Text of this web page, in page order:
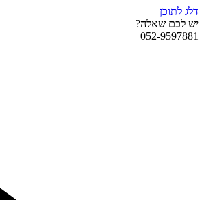
דלג לתוכן
יש לכם שאלה?
052-9597881